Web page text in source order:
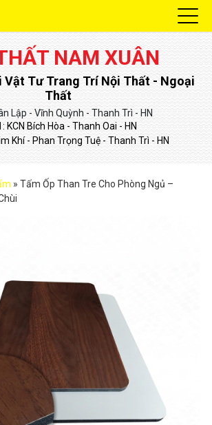
NAM XUÂN
Vật Tư Trang Trí Nội Thất - Ngoại
Thất
Lập - Vĩnh Quỳnh - Thanh Trì - HN
KCN Bích Hòa - Thanh Oai - HN
Khí - Phan Trọng Tuệ - Thanh Trì - HN
» Tấm Ốp Than Tre Cho Phòng Ngủ –